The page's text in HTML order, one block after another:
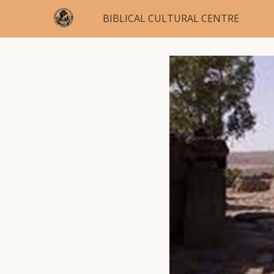
BIBLICAL CULTURAL CENTRE